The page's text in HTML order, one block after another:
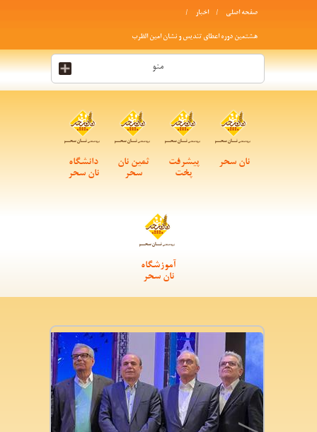
صفحه اصلی اخبار
هشتمین دوره اعطای تندیس و نشان امین الظرب
منو
نان سحر
پیشرفت
پخت
ثمین نان
سحر
دانشگاه
نان سحر
آموزشگاه
نان سحر